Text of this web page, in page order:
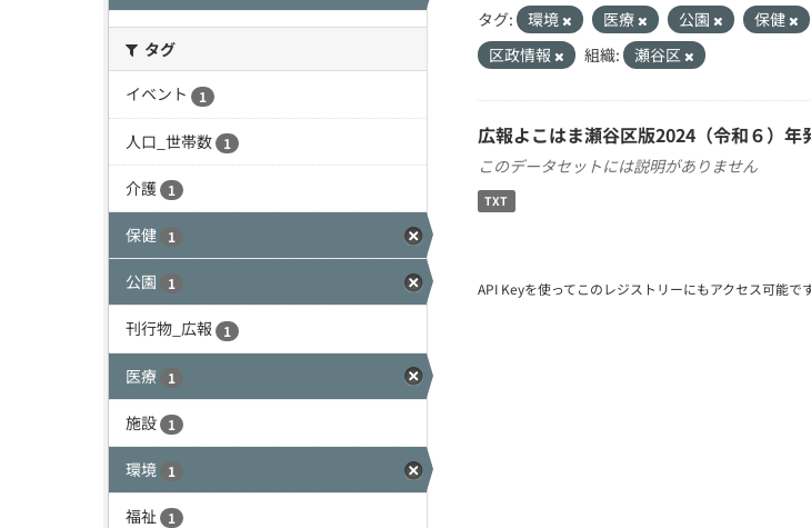
タグ
イベント
1
人口_世帯数 1
介護 1
保健 1
公園 1
刊行物_広報 1
医療 1
施設 1
環境 1
福祉 1
タグ: 環境 医療 公園 保健
区政情報
組織: 瀬谷区
広報よこはま瀬谷区版2024（令和６）年
このデータセットには説明がありません
TXT
API Keyを使ってこのレジストリーにもアクセス可能で